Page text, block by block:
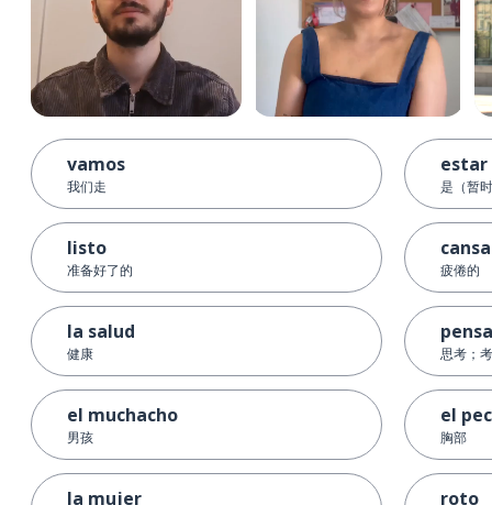
vamos
我们走
listo
准备好了的
la salud
健康
el muchacho
男孩
la mujer
estar
是（暂
疲倦的
思考；
el
胸部
roto